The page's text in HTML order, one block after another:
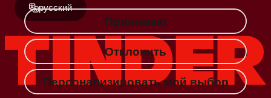
русский
Принимаю
Отклонить
Персонализировать мой выбор